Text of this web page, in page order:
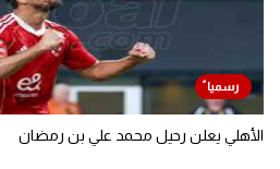
الأهلي يعلن رحيل محمد علي بن رمضان